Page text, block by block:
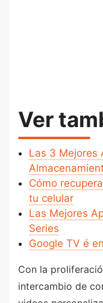
Ver
Las 3 Mejores
Cómo
tu celular
Las Mejores
Series
Google TV é
Con la
intercambio de